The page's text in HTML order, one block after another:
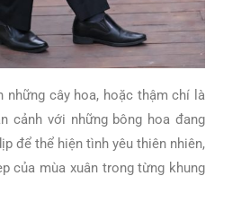
những cây hoa, hoặc thậm chí là
cảnh với những bông hoa đang
để thể hiện tình yêu thiên nhiên,
của mùa xuân trong từng khung